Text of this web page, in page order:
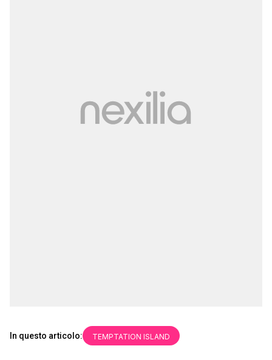
In questo articolo: TEMPTATION ISLAND